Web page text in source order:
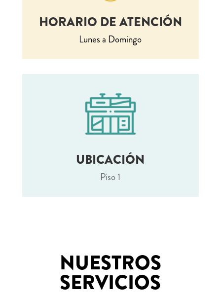
HORARIO DE ATENCIÓN
Lunes a Domingo
UBICACIÓN
Piso 1
NUESTROS
SERVICIOS